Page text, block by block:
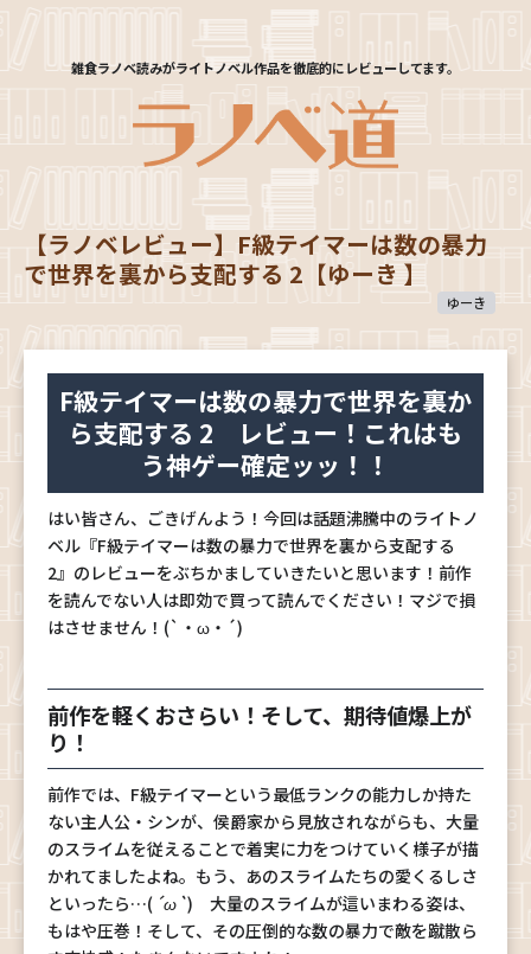
雑食ラノベ読みがライトノベル作品を徹底的にレビューしてます。
【ラノベレビュー】F級テイマーは数の暴力
で世界を裏から支配する 2【ゆーき 】
ゆーき
F級テイマーは数の暴力で世界を裏か
ら支配する 2 レビュー！これはも
う神ゲー確定ッッ！！
はい皆さん、ごきげんよう！今回は話題沸騰中のライトノ
ベル『F級テイマーは数の暴力で世界を裏から支配する
2』のレビューをぶちかましていきたいと思います！前作
を読んでない人は即効で買って読んでください！マジで損
はさせません！(`・ω・´)
前作を軽くおさらい！そして、期待値爆上が
り！
前作では、F級テイマーという最低ランクの能力しか持た
ない主人公・シンが、侯爵家から見放されながらも、大量
のスライムを従えることで着実に力をつけていく様子が描
かれてましたよね。もう、あのスライムたちの愛くるしさ
といったら…( ´ω`) 大量のスライムが這いまわる姿は、
もはや圧巻！そして、その圧倒的な数の暴力で敵を蹴散ら